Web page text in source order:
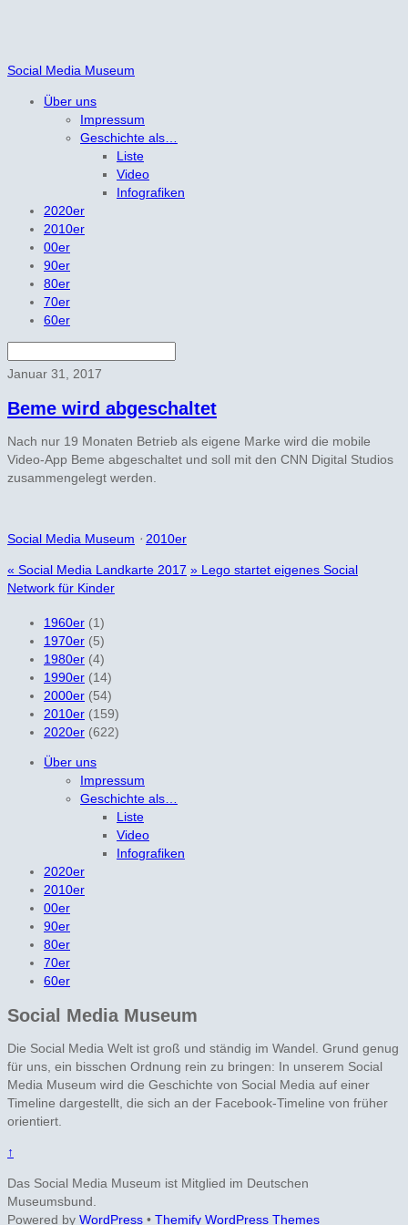
Social Media Museum
Über uns
Impressum
Geschichte als…
Liste
Video
Infografiken
2020er
2010er
00er
90er
80er
70er
60er
Januar 31, 2017
Beme wird abgeschaltet
Nach nur 19 Monaten Betrieb als eigene Marke wird die mobile
Video-App Beme abgeschaltet und soll mit den CNN Digital Studios
zusammengelegt werden.
Social Media Museum ⋅ 2010er
« Social Media Landkarte 2017 » Lego startet eigenes Social
Network für Kinder
1960er (1)
1970er (5)
1980er (4)
1990er (14)
2000er (54)
2010er (159)
2020er (622)
Über uns
Impressum
Geschichte als…
Liste
Video
Infografiken
2020er
2010er
00er
90er
80er
70er
60er
Social Media Museum
Die Social Media Welt ist groß und ständig im Wandel. Grund genug
für uns, ein bisschen Ordnung rein zu bringen: In unserem Social
Media Museum wird die Geschichte von Social Media auf einer
Timeline dargestellt, die sich an der Facebook-Timeline von früher
orientiert.
↑
Das Social Media Museum ist Mitglied im Deutschen
Museumsbund.
Powered by WordPress • Themify WordPress Themes